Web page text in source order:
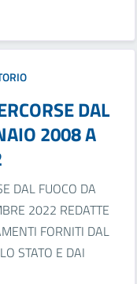
DAL
2008 A
DAL FUOCO DA
2022 REDATTE
FORNITI DAL
STATO E DAI